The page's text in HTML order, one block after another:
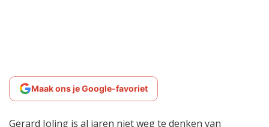
Maak ons je Google-favoriet
Gerard Joling is al jaren niet weg te denken van